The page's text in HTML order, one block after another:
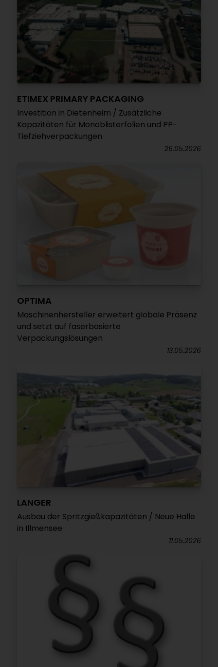
ETIMEX PRIMARY PACKAGING
Investition in Dietenheim / Zusätzliche
Kapazitäten für Monoblisterfolien und PP-
Tiefziehverpackungen
26.05.2026
OPTIMA
Maschinenhersteller erweitert globale Präsenz
und setzt auf faserbasierte
Verpackungslösungen
13.05.2026
LANGER
Ausbau der Spritzgießkapazitäten / Neue Halle
in Illmensee
11.05.2026